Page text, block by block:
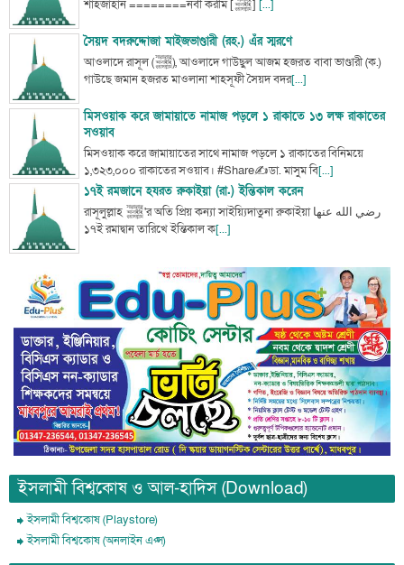
শাহজাহান ========নবী করীম [ﷺ] [...]
সৈয়দ বদরুদ্দোজা মাইজভাণ্ডারী (রহ.) এঁর স্মরণে
আওলাদে রাসূল (ﷺ), আওলাদে গাউছুল আজম হজরত বাবা ভাণ্ডারী (ক.)
গাউছে জমান হজরত মাওলানা শাহসূফী সৈয়দ বদর[...]
মিসওয়াক করে জামায়াতে নামাজ পড়লে ১ রাকাতে ১৩ লক্ষ রাকাতের
সওয়াব
মিসওয়াক করে জামায়াতের সাথে নামাজ পড়লে ১ রাকাতের বিনিময়ে
১,৩২৩,০০০ রাকাতের সওয়াব। #Share✍ডা. মাসুম বি[...]
১৭ই রমজানে হযরত রুকাইয়া (রা.) ইন্তিকাল করেন
রাসূলুল্লাহ ﷺ'র অতি প্রিয় কন্যা সাইয়্যিদাতুনা রুকাইয়া رضي الله عنها
১৭ই রমাদ্বান তারিখে ইন্তিকাল ক[...]
ইসলামী বিশ্বকোষ ও আল-হাদিস (Download)
ইসলামী বিশ্বকোষ (Playstore)
ইসলামী বিশ্বকোষ (অনলাইন এপ্স)